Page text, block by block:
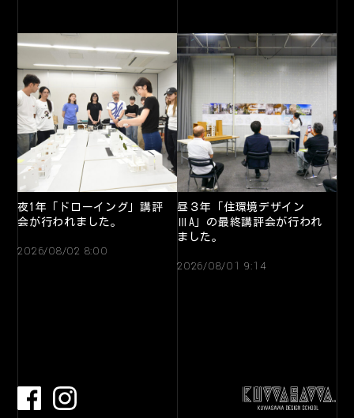
夜1年「ドローイング」講評
会が行われました。
2026/08/02 8:00
昼３年「住環境デザイン
ⅢA」の最終講評会が行われ
ました。
2026/08/01 9:14
facebook